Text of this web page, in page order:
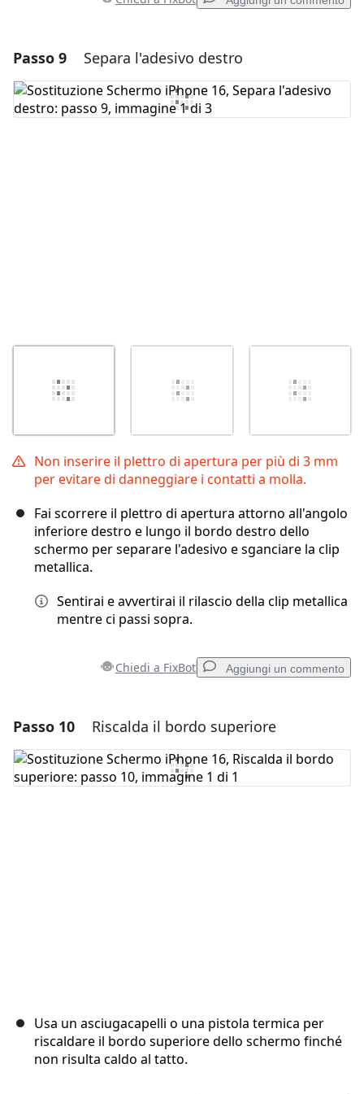
Aggiungi un commento
Aggiungi Commento
Passo 9 Separa l'adesivo destro
Non inserire il plettro di apertura per più di 3 mm
per evitare di danneggiare i contatti a molla.
Fai scorrere il plettro di apertura attorno all'angolo
inferiore destro e lungo il bordo destro dello
schermo per separare l'adesivo e sganciare la clip
metallica.
Sentirai e avvertirai il rilascio della clip metallica
mentre ci passi sopra.
Chiedi a FixBot Aggiungi un commento
Aggiungi un commento
Aggiungi Commento
Passo 10 Riscalda il bordo superiore
Usa un asciugacapelli o una pistola termica per
riscaldare il bordo superiore dello schermo finché
non risulta caldo al tatto.